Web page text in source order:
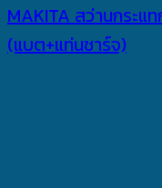
MAKITA สว่านกระแ
(แบต+แท่นชาร์จ)